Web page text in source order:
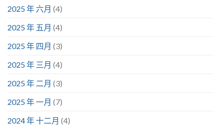
2025 年 六月 (4)
2025 年 五月 (4)
2025 年 四月 (3)
2025 年 三月 (4)
2025 年 二月 (3)
2025 年 一月 (7)
2024 年 十二月 (4)